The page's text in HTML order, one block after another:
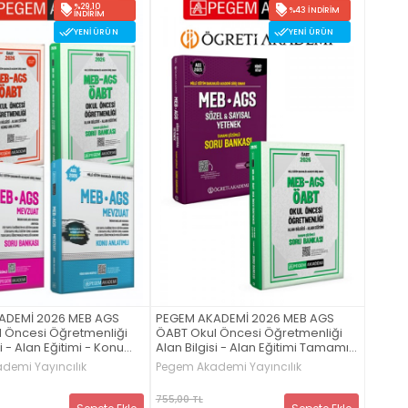
%29,10
İNDIRIM
YENI ÜRÜN
2026 MEB AGS
Öncesi Öğretmenliği
- Alan Eğitimi - Konu
Öğretmenliği Alan
Eğitimi Tamamı
Yayıncılık
%43 İNDIRIM
YENI ÜRÜN
PEGEM AKADEMİ 2026 MEB AGS
ÖABT Okul Öncesi Öğretmenliği
Alan Bilgisi - Alan Eğitimi Tamamı
Çözümlü Soru Bankası + 2025
MEB-AGS Soru Bankası Tamamı
Çözümlü Sözel-Sayısal Yetenek
Pegem Akademi Yayıncılık
755,00 TL